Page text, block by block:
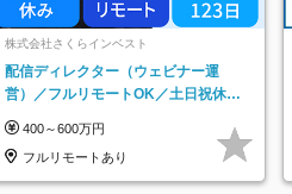
株式会社さくらインベスト
配信ディレクター（ウェビナー運
営）／フルリモートOK／土日祝休み
400～600万円
フルリモートあり